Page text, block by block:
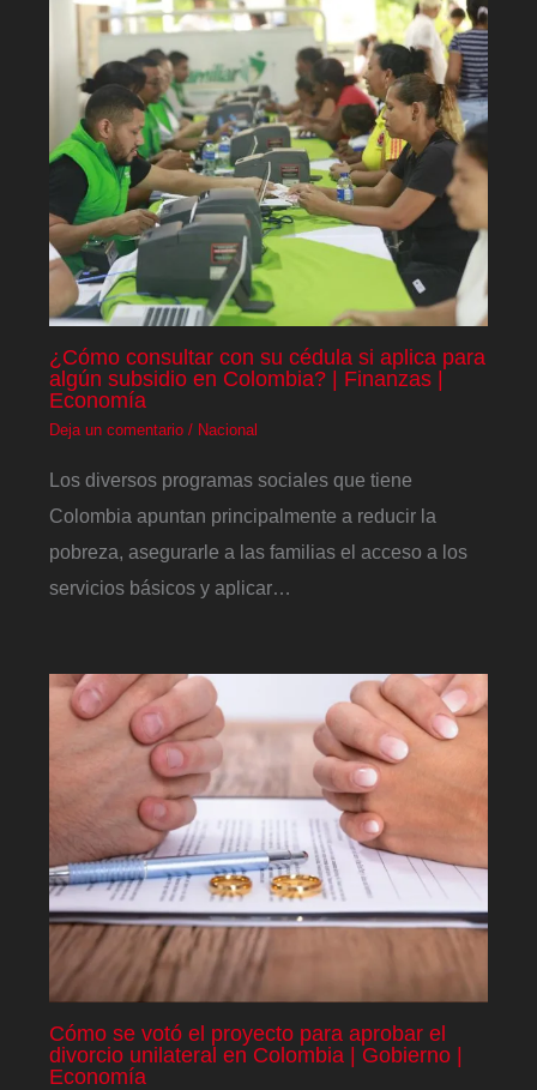
¿Cómo consultar con su cédula si aplica para
algún subsidio en Colombia? | Finanzas |
Economía
Deja un comentario / Nacional
Los diversos programas sociales que tiene
Colombia apuntan principalmente a reducir la
pobreza, asegurarle a las familias el acceso a los
servicios básicos y aplicar…
Cómo se votó el proyecto para aprobar el
divorcio unilateral en Colombia | Gobierno |
Economía